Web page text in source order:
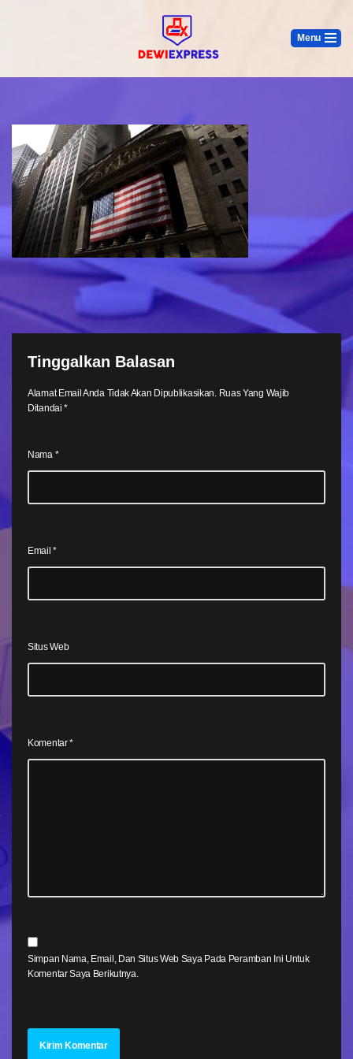
Menu
Tinggalkan Balasan
Alamat Email Anda Tidak Akan Dipublikasikan. Ruas Yang Wajib
Ditandai*
Nama *
Email*
Situs Web
Komentar*
Simpan Nama, Email, Dan Situs Web Saya Pada Peramban Ini Untuk
Komentar Saya Berikutnya.